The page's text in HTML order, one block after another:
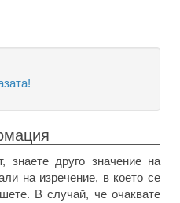
знаете друго значение на
на изречение, в което се
В случай, че очаквате